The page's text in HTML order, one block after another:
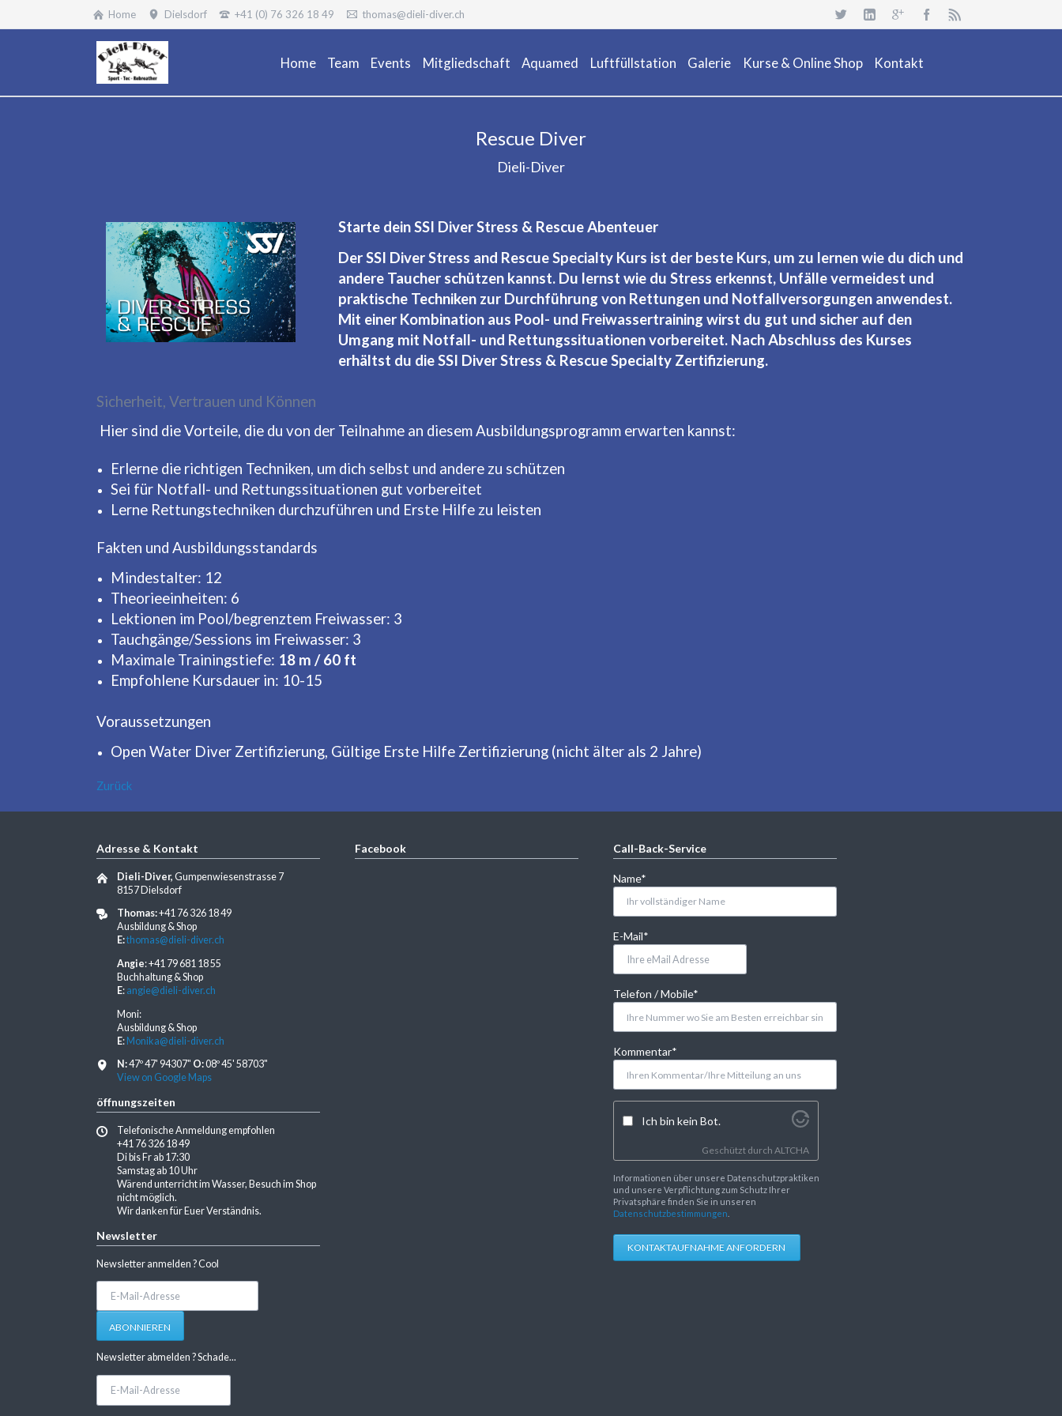
Home Dielsdorf +41 (0) 76 326 18 49 thomas@dieli-diver.ch
Home Team Events Mitgliedschaft Aquamed Luftfüllstation Galerie Kurse & Online Shop
Restposten & OCC
Kontakt
Rescue Diver
Dieli-Diver
Starte dein SSI Diver Stress & Rescue Abenteuer
Der SSI Diver Stress and Rescue Specialty Kurs ist der beste Kurs, um zu lernen wie du dich und
andere Taucher schützen kannst. Du lernst wie du Stress erkennst, Unfälle vermeidest und
praktische Techniken zur Durchführung von Rettungen und Notfallversorgungen anwendest.
Mit einer Kombination aus Pool- und Freiwassertraining wirst du gut und sicher auf den
Umgang mit Notfall- und Rettungssituationen vorbereitet. Nach Abschluss des Kurses
erhältst du die SSI Diver Stress & Rescue Specialty Zertifizierung.
Sicherheit, Vertrauen und Können
Hier sind die Vorteile, die du von der Teilnahme an diesem Ausbildungsprogramm erwarten kannst:
Erlerne die richtigen Techniken, um dich selbst und andere zu schützen
Sei für Notfall- und Rettungssituationen gut vorbereitet
Lerne Rettungstechniken durchzuführen und Erste Hilfe zu leisten
Fakten und Ausbildungsstandards
Mindestalter: 12
Theorieeinheiten: 6
Lektionen im Pool/begrenztem Freiwasser: 3
Tauchgänge/Sessions im Freiwasser: 3
Maximale Trainingstiefe: 18 m / 60 ft
Empfohlene Kursdauer in: 10-15
Voraussetzungen
Open Water Diver Zertifizierung, Gültige Erste Hilfe Zertifizierung (nicht älter als 2 Jahre)
Zurück
Adresse & Kontakt
Dieli-Diver,Gumpenwiesenstrasse 7
8157 Dielsdorf
Thomas:+41 76 326 18 49
Ausbildung & Shop
E:thomas@dieli-diver.ch
Angie: +41 79 681 18 55
Buchhaltung & Shop
E: angie@dieli-diver.ch
Moni:
Ausbildung & Shop
E: Monika@dieli-diver.ch
N:47º 47' 94307" O:08º 45' 58703"
View on Google Maps
öffnungszeiten
Telefonische Anmeldung empfohlen
+41 76 326 18 49
Di bis Fr ab 17:30
Samstag ab 10 Uhr
Wärend unterricht im Wasser, Besuch im Shop
nicht möglich.
Wir danken für Euer Verständnis.
Newsletter
Newsletter anmelden ? Cool
Adresse
ABONNIEREN
Newsletter abmelden ? Schade...
Facebook Call-Back-Service
Pflichtfeld
Name*
Pflichtfeld
E-Mail*
Pflichtfeld
Telefon / Mobile*
Pflichtfeld
Kommentar*
Ich bin kein Bot.
Geschützt durch ALTCHA
Informationen über unsere Datenschutzpraktiken
und unsere Verpflichtung zum Schutz Ihrer
Privatsphäre finden Sie in unseren
Datenschutzbestimmungen
KONTAKTAUFNAHME ANFORDERN